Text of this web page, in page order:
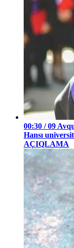
00:30 / 09
Hansı
AÇIQLAMA